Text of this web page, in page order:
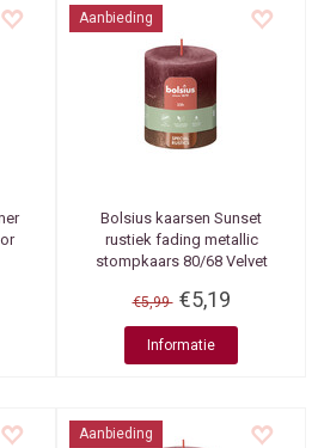
Aanbieding
Bolsius kaarsen Sunset
rustiek fading metallic
stompkaars 80/68 Velvet
€5,99 €5,19
Informatie
Aanbieding